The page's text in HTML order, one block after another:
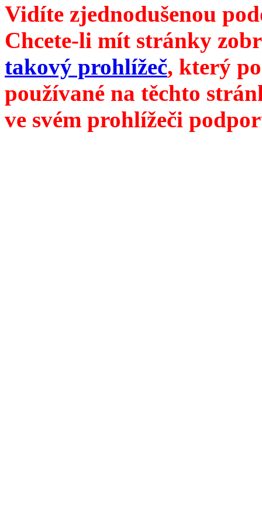
Vidíte zjednodušenou
Chcete-li mít stránky
takový prohlížeč, který
používané na těchto
ve svém prohlížeči